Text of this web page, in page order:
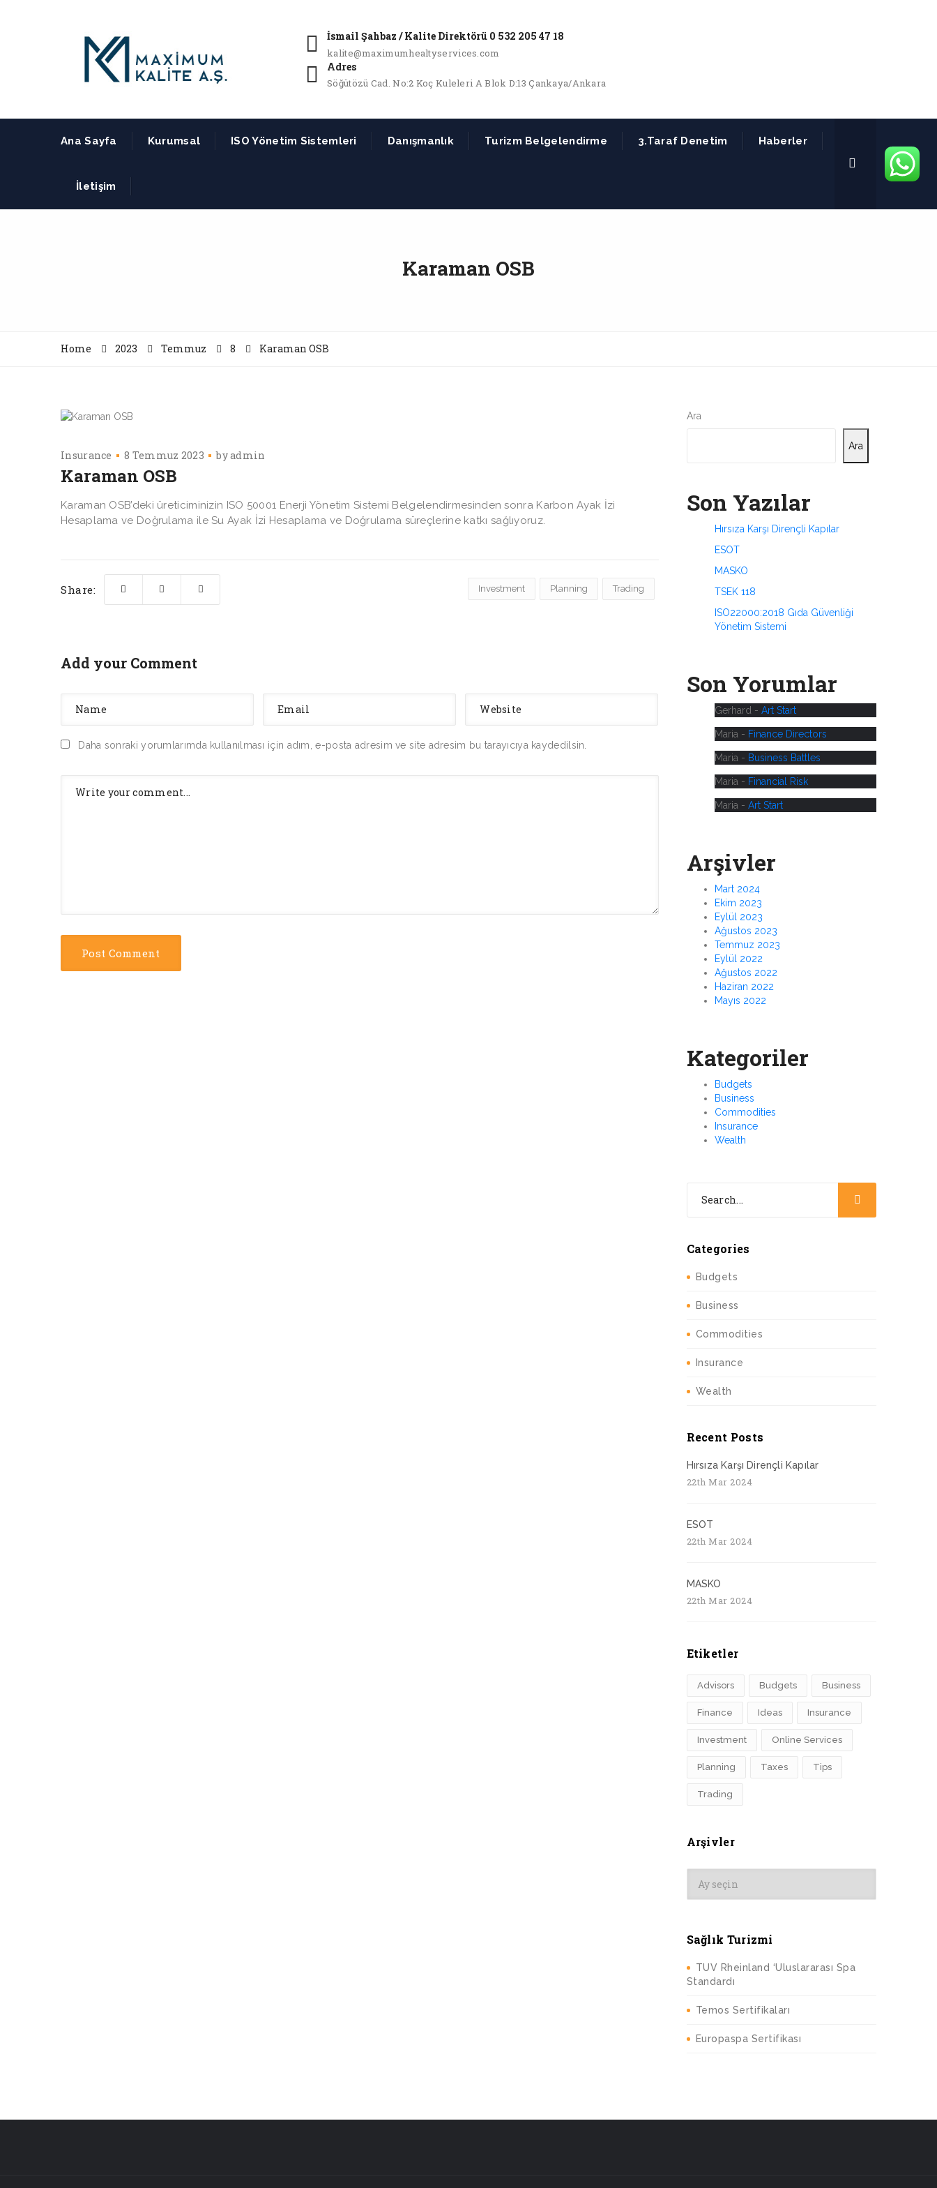
İsmail Şahbaz / Kalite Direktörü 0 532 205 47 18
kalite@maximumhealtyservices.com
Adres
Söğütözü Cad. No:2 Koç Kuleleri A Blok D:13 Çankaya/Ankara
Ana Sayfa Kurumsal ISO Yönetim Sistemleri Danışmanlık Turizm Belgelendirme 3.Taraf Denetim Haberler
İletişim
Karaman OSB
Home 2023 Temmuz 8 Karaman OSB
Insurance 8 Temmuz 2023 byadmin
Karaman OSB
Karaman OSB’deki üreticiminizin ISO 50001 Enerji Yönetim Sistemi Belgelendirmesinden sonra Karbon Ayak İzi
Hesaplama ve Doğrulama ile Su Ayak İzi Hesaplama ve Doğrulama süreçlerine katkı sağlıyoruz.
Share: Investment Planning Trading
Add your Comment
Daha sonraki yorumlarımda kullanılması için adım, e-posta adresim ve site adresim bu tarayıcıya kaydedilsin.
Ara
Ara
Son Yazılar
Hırsıza Karşı Dirençli Kapılar
ESOT
MASKO
TSEK 118
ISO22000:2018 Gıda Güvenliği
Yönetim Sistemi
Son Yorumlar
Gerhard - Art Start
Maria - Finance Directors
Maria - Business Battles
Maria - Financial Risk
Maria - Art Start
Arşivler
Mart 2024
Ekim 2023
Eylül 2023
Ağustos 2023
Temmuz 2023
Eylül 2022
Ağustos 2022
Haziran 2022
Mayıs 2022
Kategoriler
Budgets
Business
Commodities
Insurance
Wealth
Categories
Budgets
Business
Commodities
Insurance
Wealth
Recent Posts
Hırsıza Karşı Dirençli Kapılar
22th Mar 2024
ESOT
22th Mar 2024
MASKO
22th Mar 2024
Etiketler
Advisors Budgets Business
Finance Ideas Insurance
Investment Online Services
Planning Taxes Tips
Trading
Arşivler
Arşivler
Sağlık Turizmi
TUV Rheinland ‘Uluslararası Spa
Standardı
Temos Sertifikaları
Europaspa Sertifikası